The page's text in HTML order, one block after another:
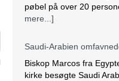
Saudi-Arabien
kirke besøgte Saudi
den østlige juleliturgi
koptiske kristne